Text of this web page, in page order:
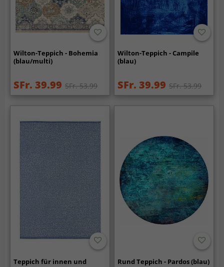
Wilton-Teppich - Bohemia
(blau/multi)
SFr. 39.99 SFr. 53.99
Wilton-Teppich - Campile
(blau)
SFr. 39.99 SFr. 53.99
Teppich für innen und
Rund Teppich - Pardos (blau)